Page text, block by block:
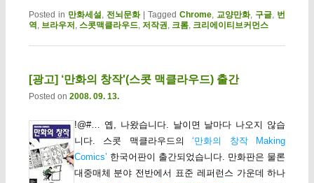
Posted in 만화세설, 전뇌문화 |Tagged Chrome, 교양만화, 구글, 번
역 , 브라우저 , 스콧맥클라우드, 저작권, 크롬, 크리에이티브커먼스
[광고] ‘만화의 창작'(스콧 맥클라우드) 출간
Posted on 2008. 09. 13.
!@#… 옙, 나왔습니다. 날이면 날마다 나오지 않습
니다. 스콧 맥클라우드의‘만화의 창작 Making
Comics’ 한국어판이 출간되었습니다. 만화판은 물론
대중매체 분야 전반에서 표준 레퍼런스 가운데 하나